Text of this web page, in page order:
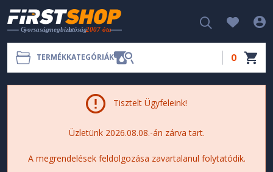
TERMÉKKATEGÓRIÁK 0
Tisztelt Ügyfeleink!
Üzletünk 2026.08.08.-án zárva tart.
A megrendelések feldolgozása zavartalanul folytatódik.